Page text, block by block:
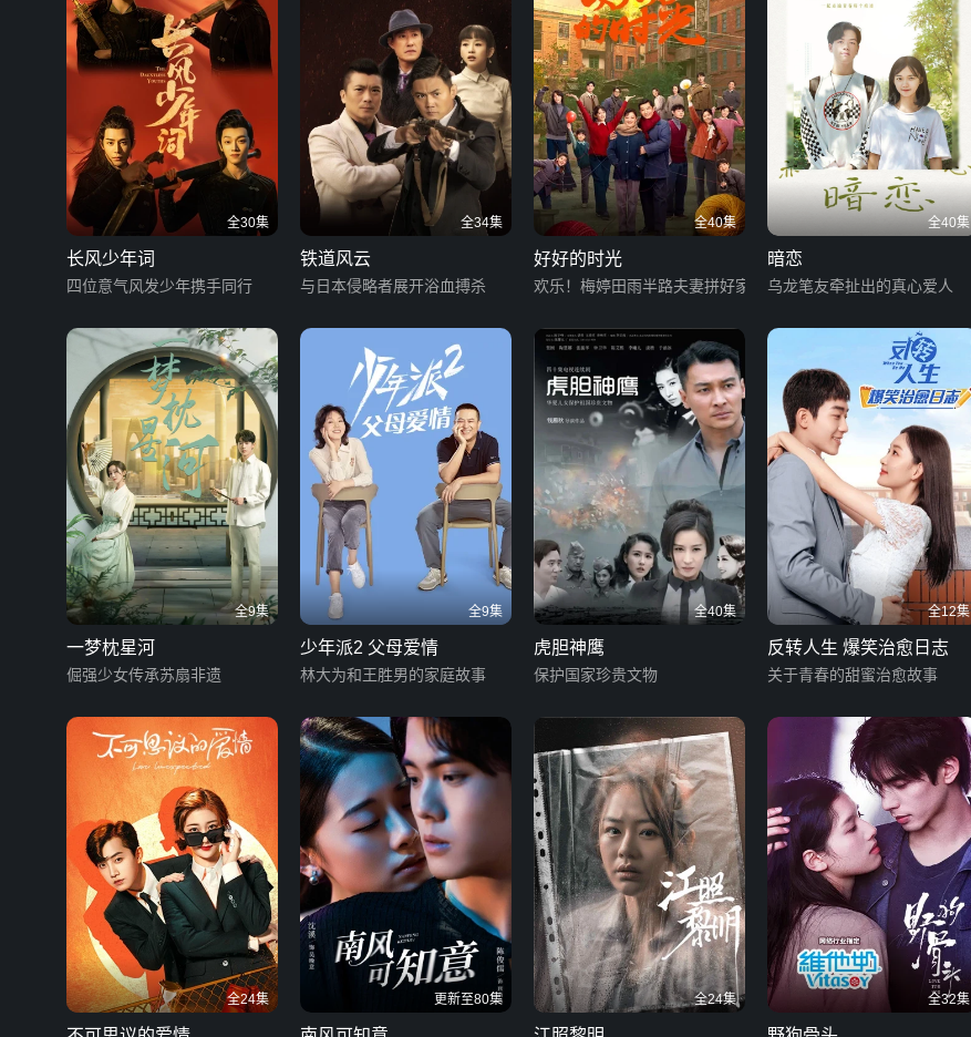
全30集
长风少年词
四位意气风发少年携手同行
全34集
铁道风云
与日本侵略者展开浴血搏杀
全40集
好好的时光
欢乐！梅婷田雨半路夫妻拼好家
全40集
暗恋
乌龙笔友牵扯出的真心爱人
全9集
一梦枕星河
倔强少女传承苏扇非遗
全9集
少年派2 父母爱情
林大为和王胜男的家庭故事
全40集
虎胆神鹰
保护国家珍贵文物
全12集
反转人生 爆笑治愈日志
关于青春的甜蜜治愈故事
全24集 更新至80集 全24集 全32集